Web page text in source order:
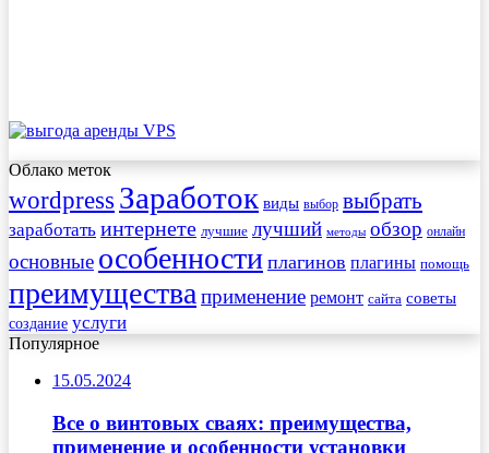
Облако меток
wordpress Заработок виды выбор выбрать
заработать интернете лучшие лучший методы обзор онлайн
основные особенности плагинов плагины помощь
преимущества применение ремонт сайта советы
создание услуги
Популярное
15.05.2024
Все о винтовых сваях: преимущества,
применение и особенности установки